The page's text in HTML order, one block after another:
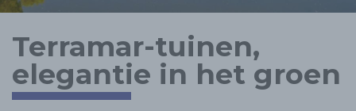
Terramar-tuinen,
elegantie in het groen